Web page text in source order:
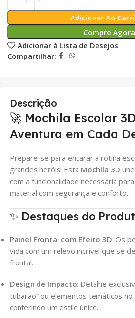
Adicionar Ao
Compre Agora
Adicionar à Lista de Desejos
Compartilhar:
Descrição
🚀 Mochila Escolar
Aventura em Cada
Prepare-se para encarar a rotina
grandes heróis! Esta Mochila 3D
com a funcionalidade necessária
material com segurança e conforto.
✨ Destaques do
Painel Frontal com Efeito 3D: Os
vida com um relevo incrível que se
frontal.
Design de Impacto: Detalhe
tubarão” ou elementos temáticos
conferindo um estilo único.